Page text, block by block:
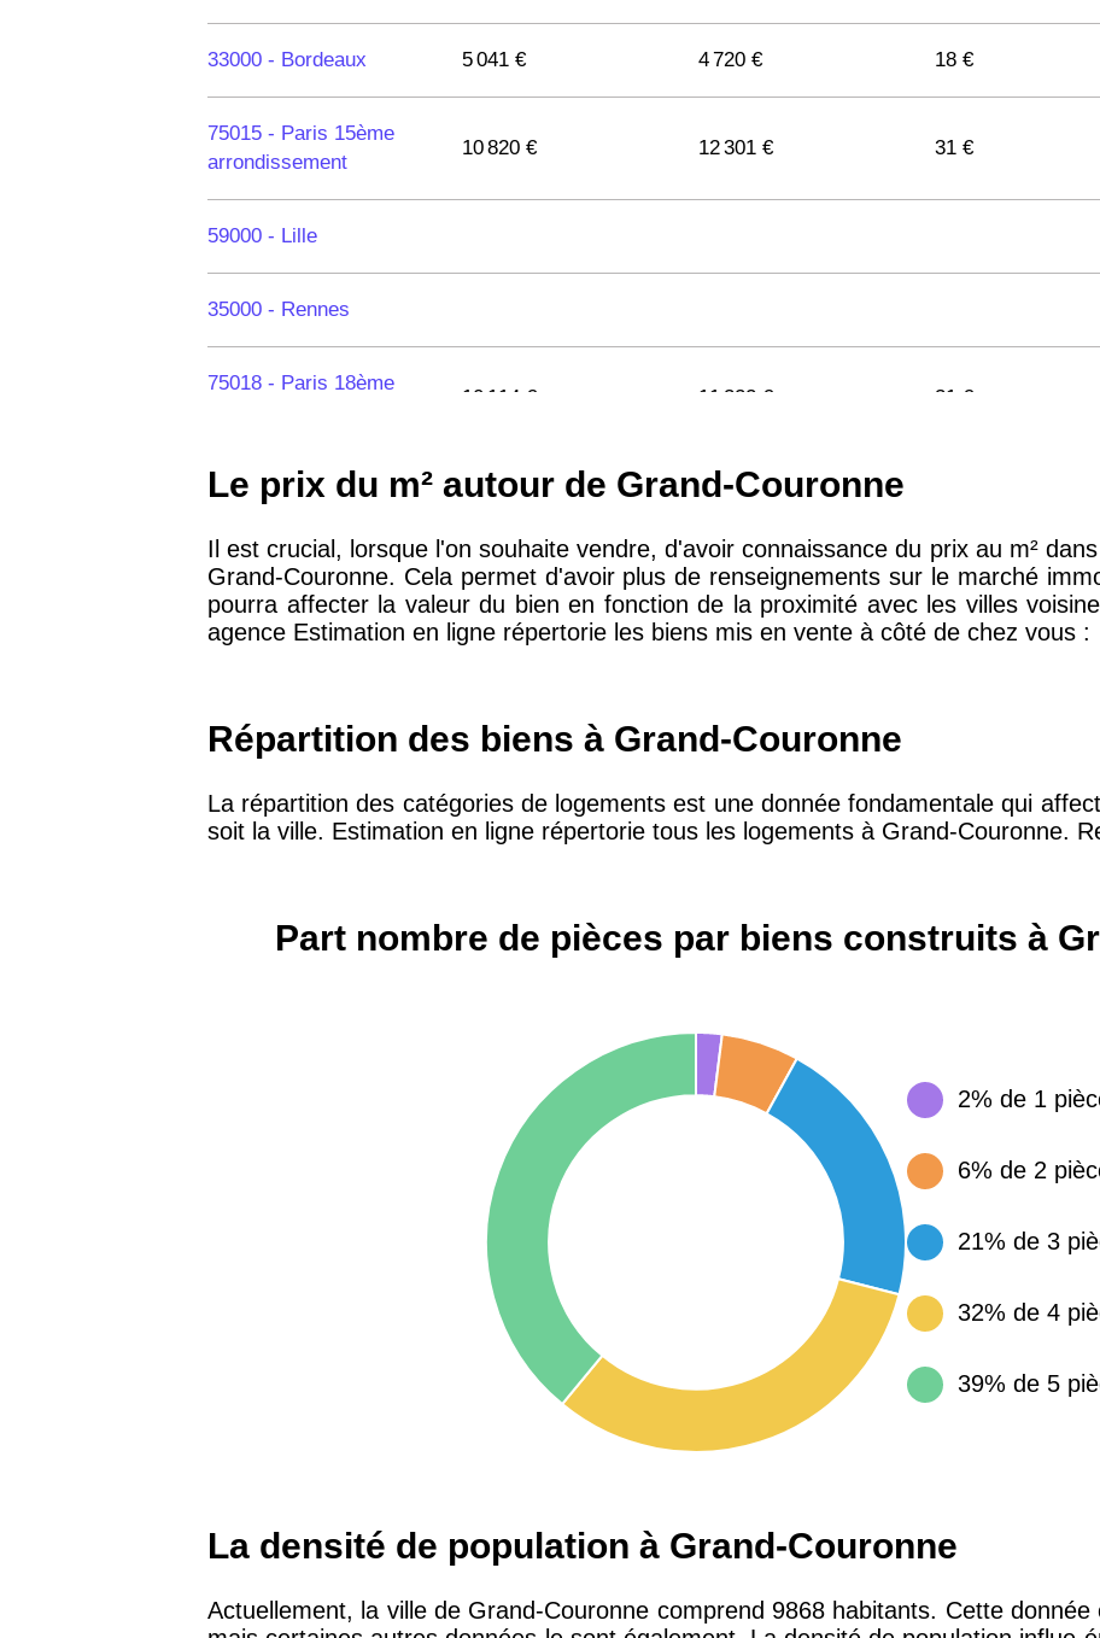
33000 - Bordeaux 5 041 € 4 720 € 18 €
75015 - Paris 15ème
arrondissement
10 820 € 12 301 € 31 €
59000 - Lille
35000 - Rennes
75018 - Paris 18ème
10 114 € 11 322 € 31 €
75020 - Paris 20ème
9 623 € 11 141 €
75019 - Paris 19ème
arrondissement
9 231 € 10 415 € 28 €
75013 -
arrondissement
Saint-Étienne 1 404 € 2 013 € 10 €
12 687 €
12 145 €
3 018 €
2 917 € 14 €
Le prix du m² autour de Grand-Couronne
Il est crucial, lorsque l'on souhaite vendre, d'avoir connaissance du prix au m²
Grand-Couronne. Cela permet d'avoir plus de renseignements sur le marché
pourra affecter la valeur du bien en fonction de la proximité avec les villes
agence Estimation en ligne répertorie les biens mis en vente à côté de chez vous :
Répartition des biens à Grand-Couronne
La répartition des catégories de logements est une donnée fondamentale qui
soit la ville. Estimation en ligne répertorie tous les logements à Grand-Couronne.
Part nombre de pièces par biens construits à
2% de 1
6% de 2
21% de 3
32% de 4
39% de 5
La densité de population à Grand-Couronne
Actuellement, la ville de Grand-Couronne comprend 9868 habitants. Cette